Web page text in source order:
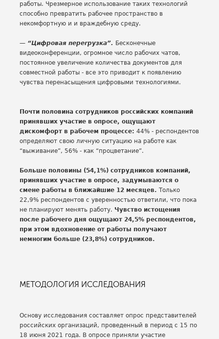
работы. Чрезмерное использование таких технологий
способно превратить рабочее пространство в
некомфортную и и враждебную среду.
— “Цифровая перегрузка”. Бесконечные
видеоконференции, огромное число рабочих чатов,
постоянное увеличение количества документов для
совместной работы - все это приводит к появлению
чувства перенасыщения цифровыми технологиями.
Почти половина сотрудников российских компаний
принявших участие в опросе, ощущают
дискомфорт в рабочем процессе: 44% - респондентов
определяют свою личную ситуацию на работе как
“выживание”, 56% - как “процветание”.
Больше половины (54,1%) сотрудников компаний,
принявших участие в опросе, задумываются о
смене работы в ближайшие 12 месяцев. Только
22,9% респондентов с уверенностью ответили, что пока
не планируют менять работу. Чувство истощения
после рабочего дня ощущают 24,5% респондентов,
при этом вдохновение от работы получают
немногим больше (23,8%) сотрудников.
МЕТОДОЛОГИЯ ИССЛЕДОВАНИЯ
Основу исследования составляет опрос представителей
российских организаций, проведенный в период с 15 по
18 июня 2021 года. В опросе приняли участие